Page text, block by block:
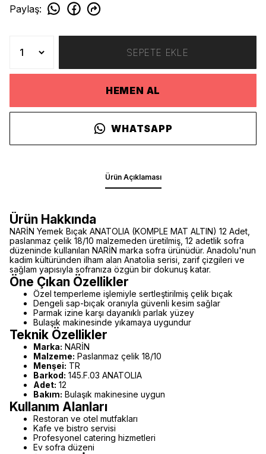
Paylaş:
SEPETE EKLE
HEMEN AL
WHATSAPP
Ürün Açıklaması
Ürün Hakkında
NARİN Yemek Bıçak ANATOLIA (KOMPLE MAT ALTIN) 12 Adet,
paslanmaz çelik 18/10 malzemeden üretilmiş, 12 adetlik sofra
düzeninde kullanılan NARİN marka sofra ürünüdür. Anadolu'nun
kadim kültüründen ilham alan Anatolia serisi, zarif çizgileri ve
sağlam yapısıyla sofranıza özgün bir dokunuş katar.
Öne Çıkan Özellikler
Özel temperleme işlemiyle sertleştirilmiş çelik bıçak
Dengeli sap-bıçak oranıyla güvenli kesim sağlar
Parmak izine karşı dayanıklı parlak yüzey
Bulaşık makinesinde yıkamaya uygundur
Teknik Özellikler
Marka: NARİN
Malzeme: Paslanmaz çelik 18/10
Menşei: TR
Barkod: 145.F.03 ANATOLIA
Adet: 12
Bakım: Bulaşık makinesine uygun
Kullanım Alanları
Restoran ve otel mutfakları
Kafe ve bistro servisi
Profesyonel catering hizmetleri
Ev sofra düzeni